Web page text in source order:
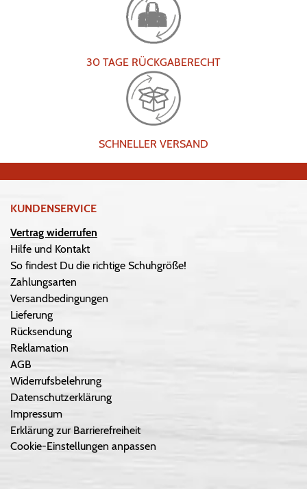
30 TAGE RÜCKGABERECHT
SCHNELLER VERSAND
KUNDENSERVICE
Vertrag widerrufen
Hilfe und Kontakt
So findest Du die richtige Schuhgröße!
Zahlungsarten
Versandbedingungen
Lieferung
Rücksendung
Reklamation
AGB
Widerrufsbelehrung
Datenschutzerklärung
Impressum
Erklärung zur Barrierefreiheit
Cookie-Einstellungen anpassen